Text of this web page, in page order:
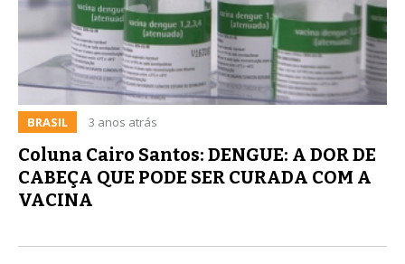
BRASIL 3 anos atrás
Coluna Cairo Santos: DENGUE: A DOR DE
CABEÇA QUE PODE SER CURADA COM A
VACINA